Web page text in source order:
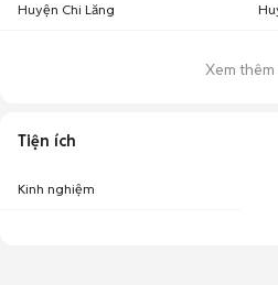
Huyện Chi Lăng
Xem thêm
Tiện ích
Kinh nghiệm